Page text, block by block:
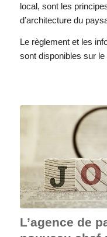
local, sont les
d’architecture du
Le règlement et les
sont disponibles sur le
L’agence de